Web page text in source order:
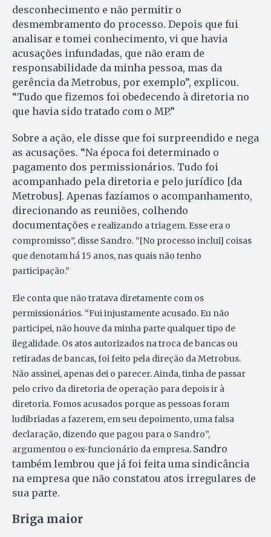
desconhecimento e não permitir o
desmembramento do processo. Depois que fui
analisar e tomei conhecimento, vi que havia
acusações infundadas, que não eram de
responsabilidade da minha pessoa, mas da
gerência da Metrobus, por exemplo”, explicou.
“Tudo que fizemos foi obedecendo à diretoria no
que havia sido tratado com o MP.”
Sobre a ação, ele disse que foi surpreendido e nega
as acusações. “Na época foi determinado o
pagamento dos permissionários. Tudo foi
acompanhado pela diretoria e pelo jurídico [da
Metrobus]. Apenas fazíamos o acompanhamento,
direcionando as reuniões, colhendo
documentações e realizando a triagem. Esse era o
compromisso”, disse Sandro. “[No processo inclui] coisas
que denotam há 15 anos, nas quais não tenho
participação.”
Ele conta que não tratava diretamente com os
permissionários. “Fui injustamente acusado. Eu não
participei, não houve da minha parte qualquer tipo de
ilegalidade. Os atos autorizados na troca de bancas ou
retiradas de bancas, foi feito pela direção da Metrobus.
Não assinei, apenas dei o parecer. Ainda, tinha de passar
pelo crivo da diretoria de operação para depois ir à
diretoria. Fomos acusados porque as pessoas foram
ludibriadas a fazerem, em seu depoimento, uma falsa
declaração, dizendo que pagou para o Sandro”,
argumentou o ex-funcionário da empresa. Sandro
também lembrou que já foi feita uma sindicância
na empresa que não constatou atos irregulares de
sua parte.
Briga maior